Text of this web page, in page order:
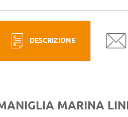
DESCRIZIONE
MARINA